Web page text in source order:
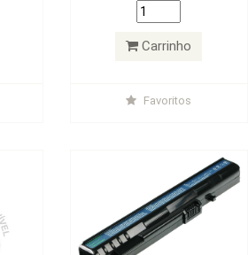
Carrinho
Favoritos